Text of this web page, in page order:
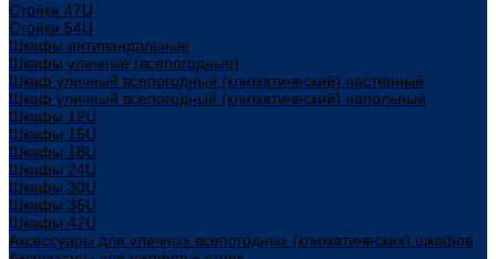
Стойки 47U
Стойки 54U
Шкафы антивандальные
Шкафы уличные (всепогодные)
Шкаф уличный всепогодный (климатический) настенный
Шкаф уличный всепогодный (климатический) напольный
Шкафы 12U
Шкафы 15U
Шкафы 18U
Шкафы 24U
Шкафы 30U
Шкафы 36U
Шкафы 42U
Аксессуары для уличных всепогодных (климатических) шкафов